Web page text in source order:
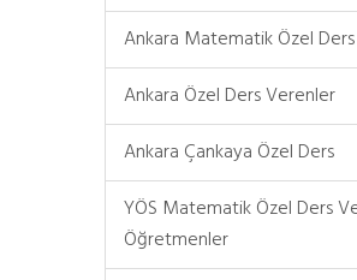
Ankara Matematik Özel Ders
Ankara Özel Ders Verenler
Ankara Çankaya Özel Ders
YÖS Matematik Özel Ders
Öğretmenler